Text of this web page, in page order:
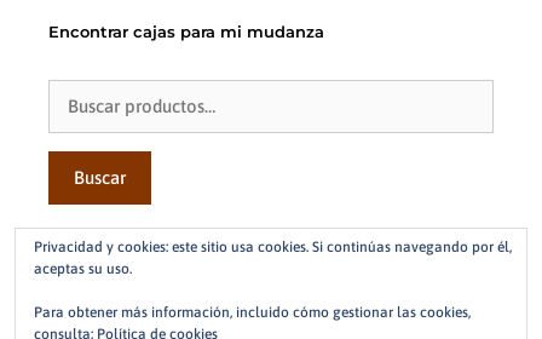
Encontrar cajas para mi mudanza
por:
Buscar
Privacidad y cookies: este sitio usa cookies. Si continúas navegando por él,
aceptas su uso.
Para obtener más información, incluido cómo gestionar las cookies,
consulta: Política de cookies
Contacto
601019660